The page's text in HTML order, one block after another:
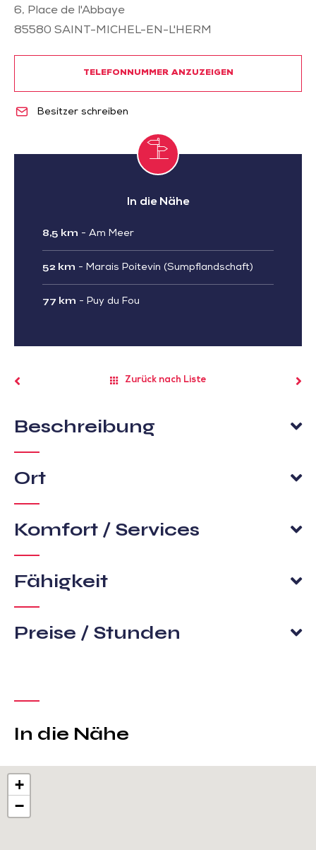
6, Place de l'Abbaye
85580 SAINT-MICHEL-EN-L'HERM
TELEFONNUMMER ANZUZEIGEN
Besitzer schreiben
In die Nähe
8,5 km - Am Meer
52 km - Marais Poitevin (Sumpflandschaft)
77 km - Puy du Fou
Zurück nach Liste
Beschreibung
Ort
Komfort / Services
Fähigkeit
Preise / Stunden
In die Nähe
+
−